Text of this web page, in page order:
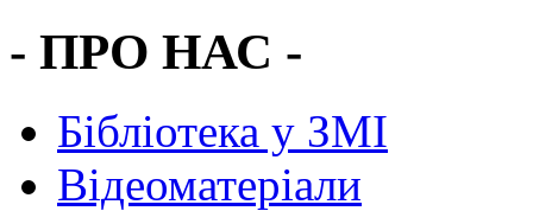
- ПРО НАС -
Бібліотека у ЗМІ
Відеоматеріали